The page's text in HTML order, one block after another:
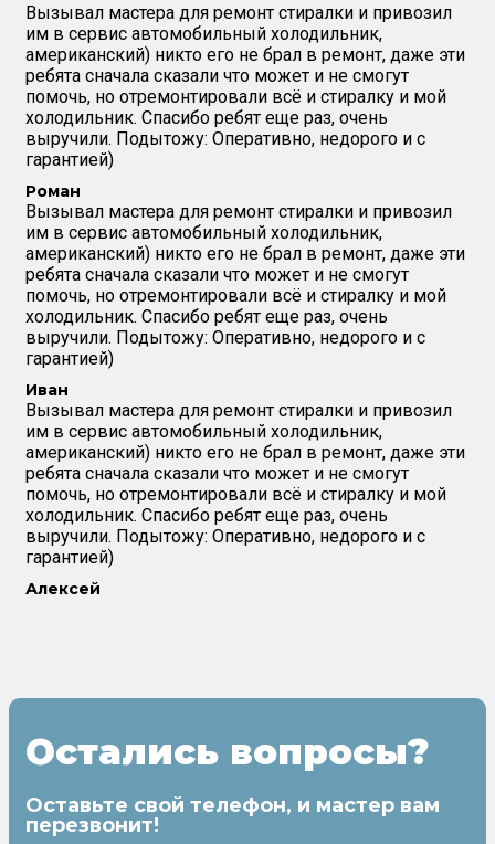
Вызывал мастера для ремонт стиралки и привозил
им в сервис автомобильный холодильник,
американский) никто его не брал в ремонт, даже эти
ребята сначала сказали что может и не смогут
помочь, но отремонтировали всё и стиралку и мой
холодильник. Спасибо ребят еще раз, очень
выручили. Подытожу: Оперативно, недорого и с
гарантией)
Роман
Вызывал мастера для ремонт стиралки и привозил
им в сервис автомобильный холодильник,
американский) никто его не брал в ремонт, даже эти
ребята сначала сказали что может и не смогут
помочь, но отремонтировали всё и стиралку и мой
холодильник. Спасибо ребят еще раз, очень
выручили. Подытожу: Оперативно, недорого и с
гарантией)
Иван
Вызывал мастера для ремонт стиралки и привозил
им в сервис автомобильный холодильник,
американский) никто его не брал в ремонт, даже эти
ребята сначала сказали что может и не смогут
помочь, но отремонтировали всё и стиралку и мой
холодильник. Спасибо ребят еще раз, очень
выручили. Подытожу: Оперативно, недорого и с
гарантией)
Алексей
Остались вопросы?
Оставьте свой телефон, и мастер вам
перезвонит!